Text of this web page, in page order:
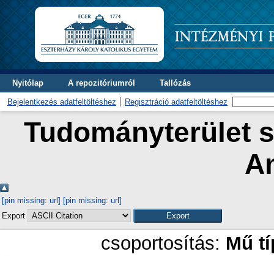
Nyitólap A repozitóriumról Tallózás
Bejelentkezés adatfeltöltéshez Regisztráció adatfeltöltéshez
Tudományterület
[pin missing: url] [pin missing: url]
Export
csoportosítás: Mű